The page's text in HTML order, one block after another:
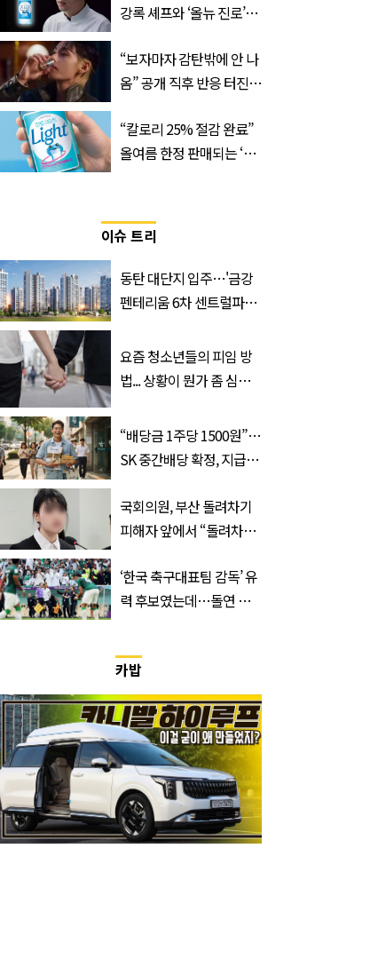
강록 셰프와 ‘올뉴 진로’의
“보자마자 감탄밖에 안 나
옴” 공개 직후 반응 터진
“칼로리 25% 절감 완료”
올여름 한정 판매되는 ‘최
이슈 트리
동탄 대단지 입주…'금강
펜테리움 6차 센트럴파크'
는?
요즘 청소년들의 피임 방
법... 상황이 뭔가 좀 심각
“배당금 1주당 1500원”…
SK 중간배당 확정, 지급일
국회의원, 부산 돌려차기
피해자 앞에서 “돌려차기
‘한국 축구대표팀 감독’ 유
력 후보였는데…돌연 코
카밥